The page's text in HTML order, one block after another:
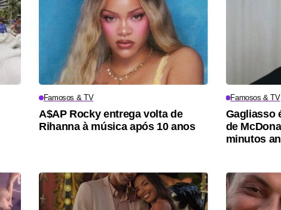
Famosos & TV
A$AP Rocky entrega volta de
Rihanna à música após 10 anos
Famosos & TV
Gagliasso
de
minutos